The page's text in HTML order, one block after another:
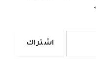
اشتراك